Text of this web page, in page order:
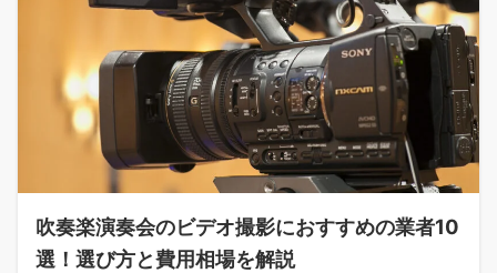
吹奏楽演奏会のビデオ撮影におすすめの業者10
選！選び方と費用相場を解説